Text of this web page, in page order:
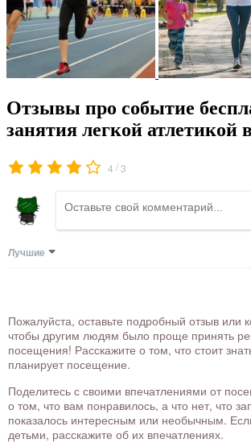
Отзывы про событие
занятия легкой атлетикой
4 /3
Лучшие
Пожалуйста, оставьте подробный отзыв или
чтобы другим людям было проще принять
посещения! Расскажите о том, что стоит
планирует посещение.
Поделитесь с своими впечатлениями от
о том, что вам понравилось, а что нет, что
показалось интересным или необычным.
детьми, расскажите об их впечатлениях.